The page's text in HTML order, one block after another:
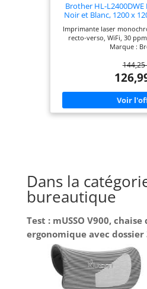
Brother HL-
Noir et Blanc, 1200 x
toner
Imprimante laser
recto-verso, WiFi, 30
Marque :
144,25
Dans la
bureautique
Test : mUSSO V900,
ergonomique avec